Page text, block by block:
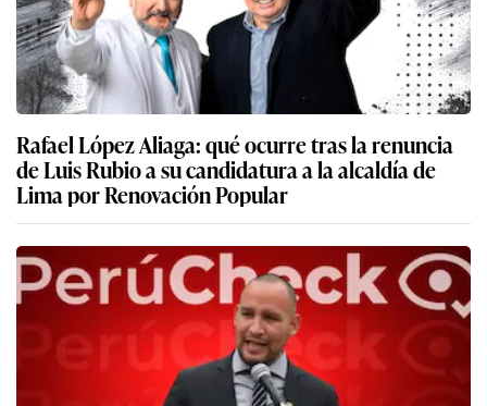
Rafael López Aliaga: qué ocurre tras la renuncia
de Luis Rubio a su candidatura a la alcaldía de
Lima por Renovación Popular